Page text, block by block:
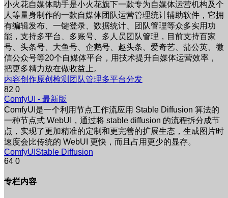
小火花自媒体助手是小火花旗下一款专为自媒体运营机构及个
人等量身制作的一款自媒体团队运营管理统计辅助软件，它拥
有编辑发布、一键登录、数据统计、团队管理等众多实用功
能，支持多平台、多账号、多人员团队管理，目前支持百家
号、头条号、大鱼号、企鹅号、趣头条、爱奇艺、蒲公英、微
信公众号等20个自媒体平台，用技术提升自媒体运营效率，
把更多精力放在做收益上。
内容创作原创检测 团队管理多平台分发
82 0
ComfyUI - 最新版
ComfyUI是一个利用节点工作流应用 Stable Diffusion 算法的
一种节点式 WebUI，通过将 stable diffusion 的流程拆分成节
点，实现了更加精准的定制和更完善的扩展生态，生成图片时
速度会比传统的 WebUI 更快，而且占用更少的显存。
ComfyUI Stable Diffusion
64 0
专栏内容